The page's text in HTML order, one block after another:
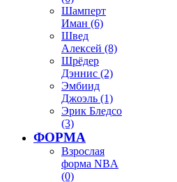
Шамперт
Иман (6)
Швед
Алексей (8)
Шрёдер
Дэннис (2)
Эмбиид
Джоэль (1)
Эрик Бледсо
(3)
ФОРМА
Взрослая
форма NBA
(0)